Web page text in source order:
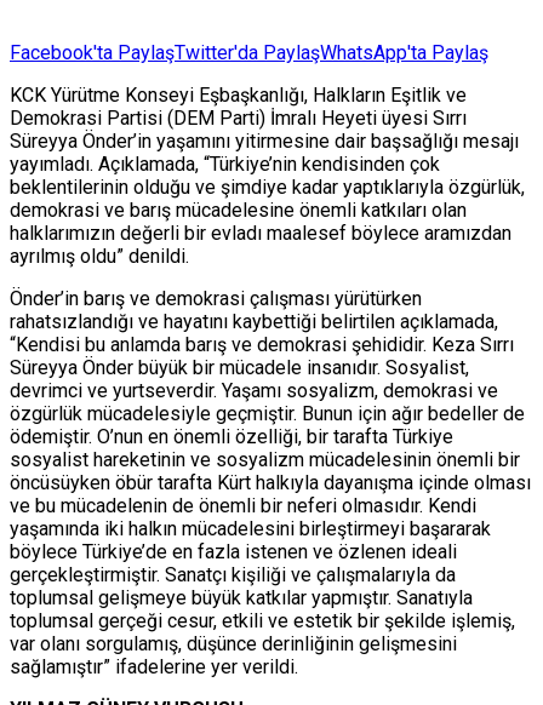
Facebook'ta PaylaşTwitter'da PaylaşWhatsApp'ta Paylaş
KCK Yürütme Konseyi Eşbaşkanlığı, Halkların Eşitlik ve
Demokrasi Partisi (DEM Parti) İmralı Heyeti üyesi Sırrı
Süreyya Önder’in yaşamını yitirmesine dair başsağlığı mesajı
yayımladı. Açıklamada, “Türkiye’nin kendisinden çok
beklentilerinin olduğu ve şimdiye kadar yaptıklarıyla özgürlük,
demokrasi ve barış mücadelesine önemli katkıları olan
halklarımızın değerli bir evladı maalesef böylece aramızdan
ayrılmış oldu” denildi.
Önder’in barış ve demokrasi çalışması yürütürken
rahatsızlandığı ve hayatını kaybettiği belirtilen açıklamada,
“Kendisi bu anlamda barış ve demokrasi şehididir. Keza Sırrı
Süreyya Önder büyük bir mücadele insanıdır. Sosyalist,
devrimci ve yurtseverdir. Yaşamı sosyalizm, demokrasi ve
özgürlük mücadelesiyle geçmiştir. Bunun için ağır bedeller de
ödemiştir. O’nun en önemli özelliği, bir tarafta Türkiye
sosyalist hareketinin ve sosyalizm mücadelesinin önemli bir
öncüsüyken öbür tarafta Kürt halkıyla dayanışma içinde olması
ve bu mücadelenin de önemli bir neferi olmasıdır. Kendi
yaşamında iki halkın mücadelesini birleştirmeyi başararak
böylece Türkiye’de en fazla istenen ve özlenen ideali
gerçekleştirmiştir. Sanatçı kişiliği ve çalışmalarıyla da
toplumsal gelişmeye büyük katkılar yapmıştır. Sanatıyla
toplumsal gerçeği cesur, etkili ve estetik bir şekilde işlemiş,
var olanı sorgulamış, düşünce derinliğinin gelişmesini
sağlamıştır” ifadelerine yer verildi.